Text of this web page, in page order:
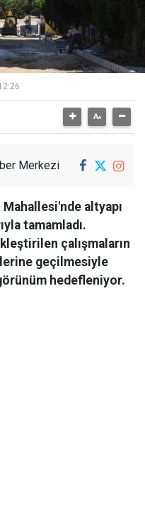
Merkezi
Mahallesi'nde altyapı
tamamladı.
çalışmaların
geçilmesiyle
hedefleniyor.